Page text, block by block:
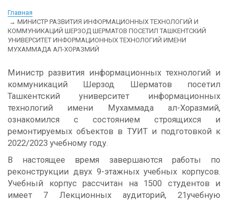
Главная
МИНИСТР РАЗВИТИЯ ИНФОРМАЦИОННЫХ ТЕХНОЛОГИЙ И
КОММУНИКАЦИЙ ШЕРЗОД ШЕРМАТОВ ПОСЕТИЛ ТАШКЕНТСКИЙ
УНИВЕРСИТЕТ ИНФОРМАЦИОННЫХ ТЕХНОЛОГИЙ ИМЕНИ
МУХАММАДА АЛ-ХОРАЗМИЙ
Министр развития информационных технологий и
коммуникаций Шерзод Шерматов посетил
Ташкентский университет информационных
технологий имени Мухаммада ал-Хоразмий,
ознакомился с состоянием строящихся и
ремонтируемых объектов в ТУИТ и подготовкой к
2022/2023 учебному году.
В настоящее время завершаются работы по
реконструкции двух 9-этажных учебных корпусов.
Учебный корпус рассчитан на 1500 студентов и
имеет 7 Лекционных аудиторий, 21учебную